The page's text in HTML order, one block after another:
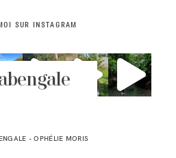
SUR INSTAGRAM
-OPHÉLIE MORIS